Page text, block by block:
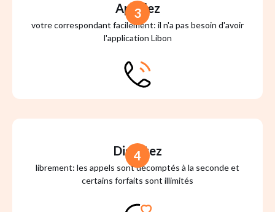
Appelez
votre correspondant facilement: il n'a pas besoin d'avoir
l'application Libon
3
Discutez
librement: les appels sont décomptés à la seconde et
certains forfaits sont illimités
4